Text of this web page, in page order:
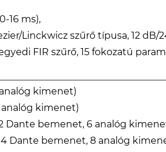
16 ms),
Linckwicz szűrő típusa, 12 dB/
FIR szűrő, 15 fokozatú
kimenet)
kimenet)
Dante bemenet, 6 analóg
Dante bemenet, 8 analóg